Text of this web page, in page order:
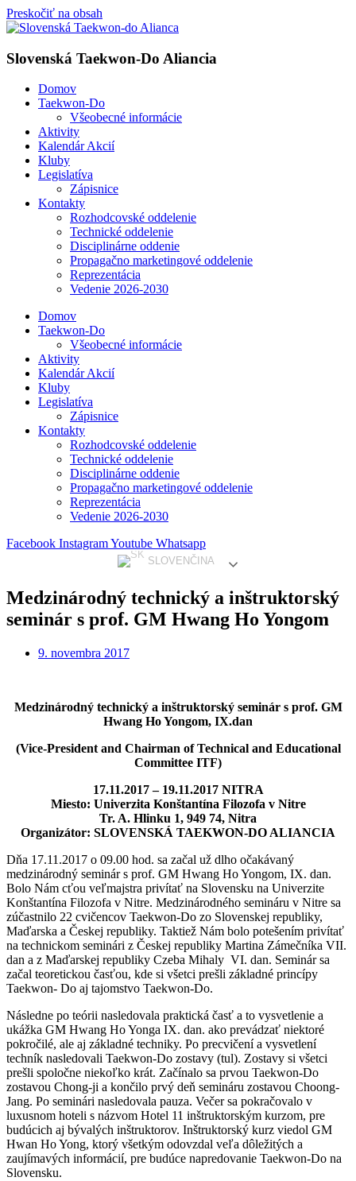
Preskočiť na obsah
Slovenská Taekwon-Do Aliancia
Domov
Taekwon-Do
Všeobecné informácie
Aktivity
Kalendár Akcií
Kluby
Legislatíva
Zápisnice
Kontakty
Rozhodcovské oddelenie
Technické oddelenie
Disciplinárne oddenie
Propagačno marketingové oddelenie
Reprezentácia
Vedenie 2026-2030
Domov
Taekwon-Do
Všeobecné informácie
Aktivity
Kalendár Akcií
Kluby
Legislatíva
Zápisnice
Kontakty
Rozhodcovské oddelenie
Technické oddelenie
Disciplinárne oddenie
Propagačno marketingové oddelenie
Reprezentácia
Vedenie 2026-2030
Facebook InstagramYoutube Whatsapp
SLOVENČINA
Medzinárodný technický a inštruktorský
seminár s prof. GM Hwang Ho Yongom
9. novembra 2017
Medzinárodný technický a inštruktorský seminár s prof. GM
Hwang Ho Yongom, IX.dan
(Vice-President and Chairman of Technical and Educational
Committee ITF)
17.11.2017 – 19.11.2017 NITRA
Miesto: Univerzita Konštantína Filozofa v Nitre
Tr. A. Hlinku 1, 949 74, Nitra
Organizátor: SLOVENSKÁ TAEKWON-DO ALIANCIA
Dňa 17.11.2017 o 09.00 hod. sa začal už dlho očakávaný
medzinárodný seminár s prof. GM Hwang Ho Yongom, IX. dan.
Bolo Nám cťou veľmajstra privítať na Slovensku na Univerzite
Konštantína Filozofa v Nitre. Medzinárodného semináru v Nitre sa
zúčastnilo 22 cvičencov Taekwon-Do zo Slovenskej republiky,
Maďarska a Českej republiky. Taktiež Nám bolo potešením privítať
na technickom seminári z Českej republiky Martina Zámečníka VII.
dan a z Maďarskej republiky Czeba Mihaly VI. dan. Seminár sa
začal teoretickou časťou, kde si všetci prešli základné princípy
Taekwon- Do aj tajomstvo Taekwon-Do.
Následne po teórii nasledovala praktická časť a to vysvetlenie a
ukážka GM Hwang Ho Yonga IX. dan. ako prevádzať niektoré
pokročilé, ale aj základné techniky. Po precvičení a vysvetlení
techník nasledovali Taekwon-Do zostavy (tul). Zostavy si všetci
prešli spoločne niekoľko krát. Začínalo sa prvou Taekwon-Do
zostavou Chong-ji a končilo prvý deň semináru zostavou Choong-
Jang. Po seminári nasledovala pauza. Večer sa pokračovalo v
luxusnom hoteli s názvom Hotel 11 inštruktorským kurzom, pre
budúcich aj bývalých inštruktorov. Inštruktorský kurz viedol GM
Hwan Ho Yong, ktorý všetkým odovzdal veľa dôležitých a
zaujímavých informácií, pre budúce napredovanie Taekwon-Do na
Slovensku.